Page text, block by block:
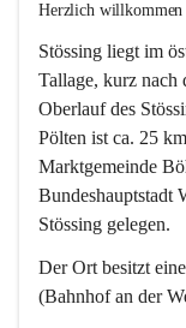
Herzlich willkommen
Stössing liegt im
Tallage, kurz nach
Oberlauf des
Pölten ist ca. 25
Marktgemeinde
Bundeshauptstadt
Stössing gelegen.
Der Ort besitzt
(Bahnhof an der